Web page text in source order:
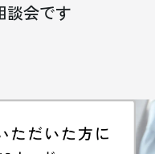
談会です